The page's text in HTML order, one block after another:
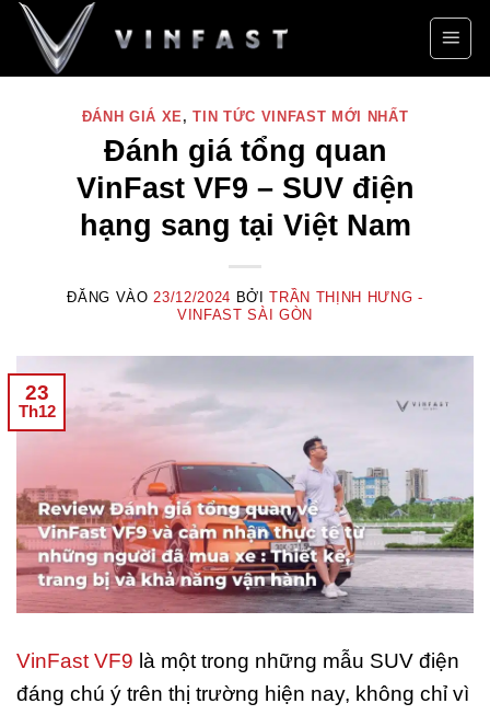
Bỏ
nội
ĐÁNH GIÁ XE,TIN TỨC VINFAST MỚI NHẤT
Đánh giá tổng quan
VinFast VF9 – SUV điện
hạng sang tại Việt Nam
ĐĂNG VÀO23/12/2024 BỞITRẦN THỊNH HƯNG -
VINFAST SÀI GÒN
23
Th12
VinFast VF9 là một trong những mẫu SUV điện
đáng chú ý trên thị trường hiện nay, không chỉ vì